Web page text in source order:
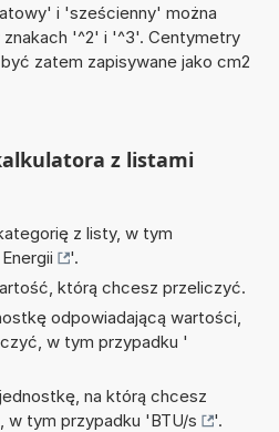
i 'sześcienny' można
'^2' i '^3'. Centymetry
zatem zapisywane jako cm2
z listami
z listy, w tym
'.
którą chcesz przeliczyć.
odpowiadającą wartości,
w tym przypadku '
na którą chcesz
w tym przypadku 'BTU/s '.